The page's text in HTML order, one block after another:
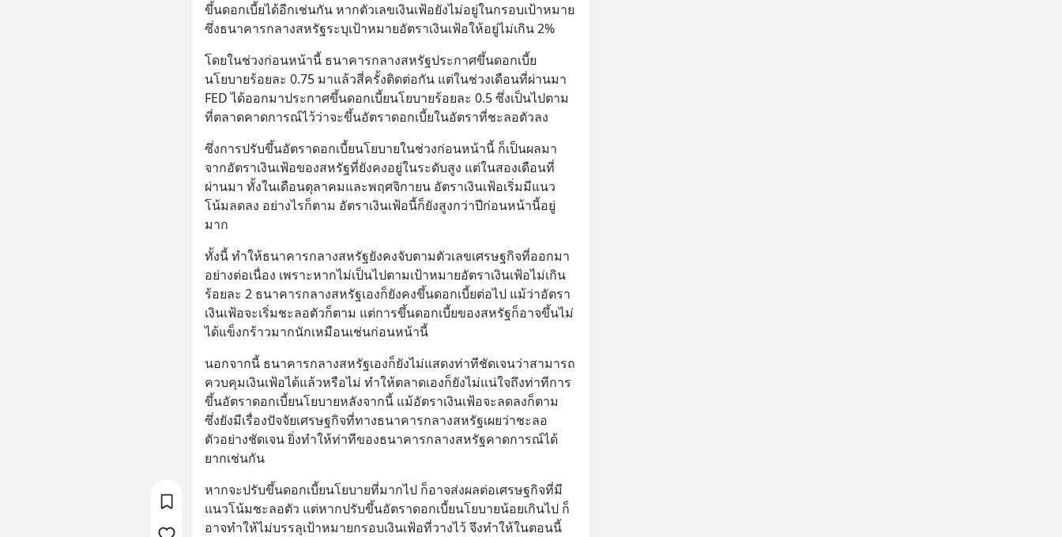
ขึ้นดอกเบี้ยได้อีกเช่นกัน หากตัวเลขเงินเฟ้อยังไม่อยู่ในกรอบเป้าหมาย
ซึ่งธนาคารกลางสหรัฐระบุเป้าหมายอัตราเงินเฟ้อให้อยู่ไม่เกิน 2%
โดยในช่วงก่อนหน้านี้ ธนาคารกลางสหรัฐประกาศขึ้นดอกเบี้ย
นโยบายร้อยละ 0.75 มาแล้วสี่ครั้งติดต่อกัน แต่ในช่วงเดือนที่ผ่านมา
FED ได้ออกมาประกาศขึ้นดอกเบี้ยนโยบายร้อยละ 0.5 ซึ่งเป็นไปตาม
ที่ตลาดคาดการณ์ไว้ว่าจะขึ้นอัตราดอกเบี้ยในอัตราที่ชะลอตัวลง
ซึ่งการปรับขึ้นอัตราดอกเบี้ยนโยบายในช่วงก่อนหน้านี้ ก็เป็นผลมา
จากอัตราเงินเฟ้อของสหรัฐที่ยังคงอยู่ในระดับสูง แต่ในสองเดือนที่
ผ่านมา ทั้งในเดือนตุลาคมและพฤศจิกายน อัตราเงินเฟ้อเริ่มมีแนว
โน้มลดลง อย่างไรก็ตาม อัตราเงินเฟ้อนี้ก็ยังสูงกว่าปีก่อนหน้านี้อยู่
มาก
ทั้งนี้ ทำให้ธนาคารกลางสหรัฐยังคงจับตามตัวเลขเศรษฐกิจที่ออกมา
อย่างต่อเนื่อง เพราะหากไม่เป็นไปตามเป้าหมายอัตราเงินเฟ้อไม่เกิน
ร้อยละ 2 ธนาคารกลางสหรัฐเองก็ยังคงขึ้นดอกเบี้ยต่อไป แม้ว่าอัตรา
เงินเฟ้อจะเริ่มชะลอตัวก็ตาม แต่การขึ้นดอกเบี้ยของสหรัฐก็อาจขึ้นไม่
ได้แข็งกร้าวมากนักเหมือนเช่นก่อนหน้านี้
นอกจากนี้ ธนาคารกลางสหรัฐเองก็ยังไม่แสดงท่าทีชัดเจนว่าสามารถ
ควบคุมเงินเฟ้อได้แล้วหรือไม่ ทำให้ตลาดเองก็ยังไม่แน่ใจถึงท่าทีการ
ขึ้นอัตราดอกเบี้ยนโยบายหลังจากนี้ แม้อัตราเงินเฟ้อจะลดลงก็ตาม
ซึ่งยังมีเรื่องปัจจัยเศรษฐกิจที่ทางธนาคารกลางสหรัฐเผยว่าชะลอ
ตัวอย่างชัดเจน ยิ่งทำให้ท่าทีของธนาคารกลางสหรัฐคาดการณ์ได้
ยากเช่นกัน
หากจะปรับขึ้นดอกเบี้ยนโยบายที่มากไป ก็อาจส่งผลต่อเศรษฐกิจที่มี
แนวโน้มชะลอตัว แต่หากปรับขึ้นอัตราดอกเบี้ยนโยบายน้อยเกินไป ก็
อาจทำให้ไม่บรรลุเป้าหมายกรอบเงินเฟ้อที่วางไว้ จึงทำให้ในตอนนี้